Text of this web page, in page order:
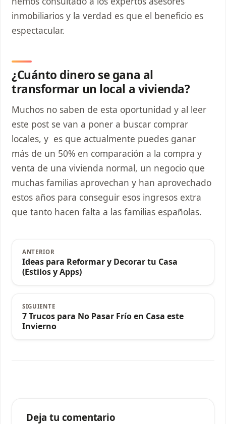
inmobiliarios y la verdad es que el beneficio es
espectacular.
¿Cuánto dinero se gana al
transformar un local a vivienda?
Muchos no saben de esta oportunidad y al leer
este post se van a poner a buscar comprar
locales, y es que actualmente puedes ganar
más de un 50% en comparación a la compra y
venta de una vivienda normal, un negocio que
muchas familias aprovechan y han aprovechado
estos años para conseguir esos ingresos extra
que tanto hacen falta a las familias españolas.
ANTERIOR
Ideas para Reformar y Decorar tu Casa
(Estilos y Apps)
SIGUIENTE
7 Trucos para No Pasar Frío en Casa este
Invierno
Deja tu comentario